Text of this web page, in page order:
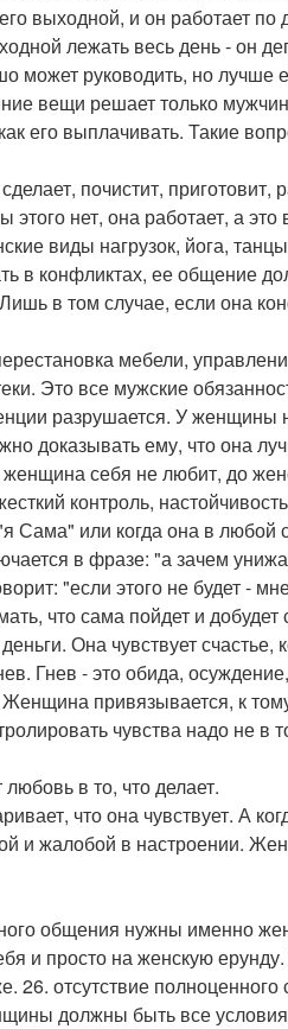
выходной, и он работает по
лежать весь день - он
руководить, но лучше
вещи решает только
его выплачивать. Такие
почистит, приготовит,
нет, она работает, а это
виды нагрузок, йога,
в конфликтах, ее общение
в том случае, если она
мебели,
Это все мужские
разрушается. У женщины
доказывать ему, что она
себя не любит, до
контроль,
Сама" или когда она в любой
в фразе: "а зачем
"если этого не будет -
что сама пойдет и
Она чувствует
Гнев - это обида,
привязывается, к
чувства надо не в
в то, что делает.
что она чувствует. А
и жалобой в настроении.
общения нужны именно
и просто на женскую
26. отсутствие
должны быть все